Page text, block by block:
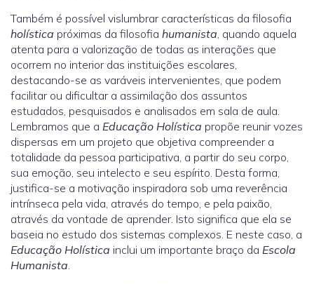
Também é possível vislumbrar características da filosofia
holística próximas da filosofia humanista, quando aquela
atenta para a valorização de todas as interações que
ocorrem no interior das instituições escolares,
destacando-se as varáveis intervenientes, que podem
facilitar ou dificultar a assimilação dos assuntos
estudados, pesquisados e analisados em sala de aula.
Lembramos que a Educação Holística propõe reunir vozes
dispersas em um projeto que objetiva compreender a
totalidade da pessoa participativa, a partir do seu corpo,
sua emoção, seu intelecto e seu espírito. Desta forma,
justifica-se a motivação inspiradora sob uma reverência
intrínseca pela vida, através do tempo, e pela paixão,
através da vontade de aprender. Isto significa que ela se
baseia no estudo dos sistemas complexos. E neste caso, a
Educação Holística inclui um importante braço da Escola
Humanista.